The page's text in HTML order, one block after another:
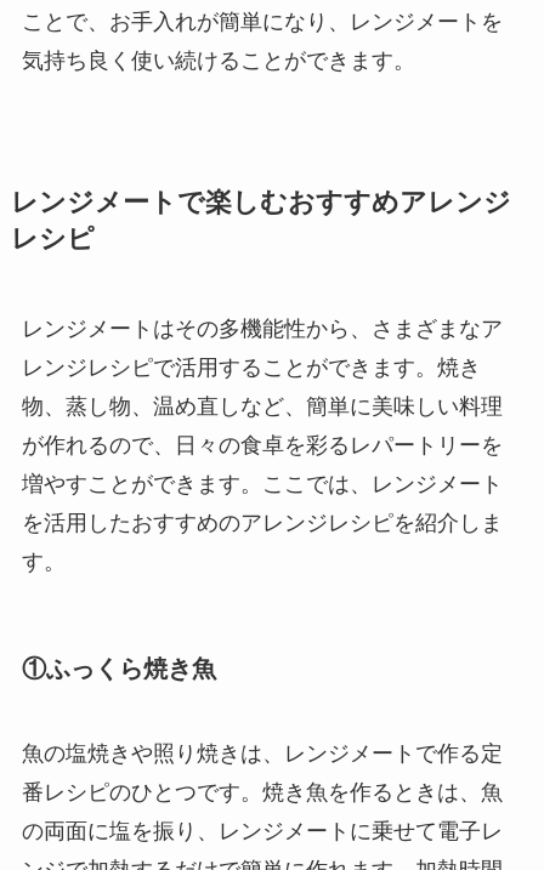
ことで、お手入れが簡単になり、レンジメートを
気持ち良く使い続けることができます。
レンジメートで楽しむおすすめアレンジ
レシピ
レンジメートはその多機能性から、さまざまなア
レンジレシピで活用することができます。焼き
物、蒸し物、温め直しなど、簡単に美味しい料理
が作れるので、日々の食卓を彩るレパートリーを
増やすことができます。ここでは、レンジメート
を活用したおすすめのアレンジレシピを紹介しま
す。
①ふっくら焼き魚
魚の塩焼きや照り焼きは、レンジメートで作る定
番レシピのひとつです。焼き魚を作るときは、魚
の両面に塩を振り、レンジメートに乗せて電子レ